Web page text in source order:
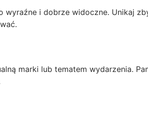
wyraźne i dobrze widoczne. Unikaj
marki lub tematem wydarzenia.